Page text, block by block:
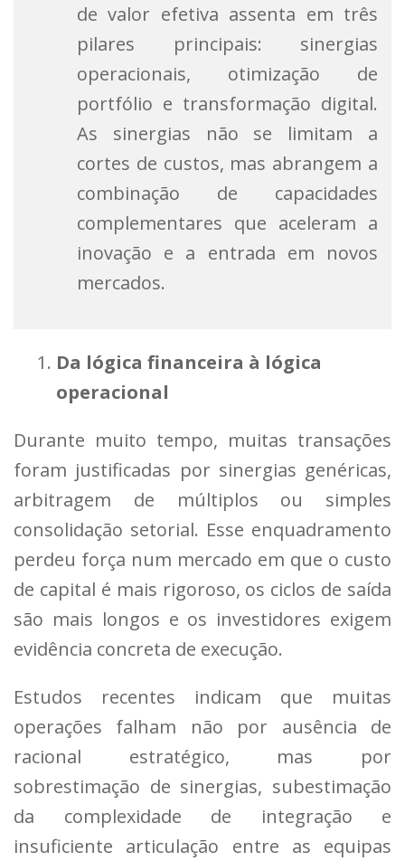
de valor efetiva assenta em três
pilares principais: sinergias
operacionais, otimização de
portfólio e transformação digital.
As sinergias não se limitam a
cortes de custos, mas abrangem a
combinação de capacidades
complementares que aceleram a
inovação e a entrada em novos
mercados.
Da lógica financeira à lógica
operacional
Durante muito tempo, muitas transações
foram justificadas por sinergias genéricas,
arbitragem de múltiplos ou simples
consolidação setorial. Esse enquadramento
perdeu força num mercado em que o custo
de capital é mais rigoroso, os ciclos de saída
são mais longos e os investidores exigem
evidência concreta de execução.
Estudos recentes indicam que muitas
operações falham não por ausência de
racional estratégico, mas por
sobrestimação de sinergias, subestimação
da complexidade de integração e
insuficiente articulação entre as equipas